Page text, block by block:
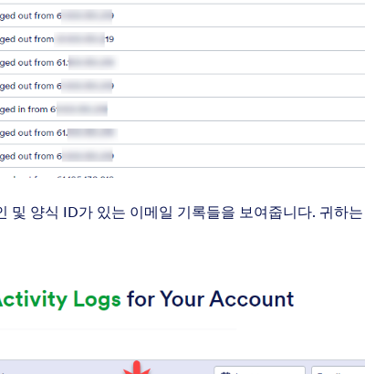
및 양식 ID가 있는 이메일 기록들을 보여줍니다. 귀하는